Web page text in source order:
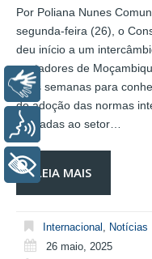
Por Poliana Nunes
segunda-feira (26), o
deu início a um
contadores de
duas semanas para
de adoção das normas
aplicadas ao setor…
LEIA MAIS
Internacional , Notícias
26 maio, 2025
Libras
Voz